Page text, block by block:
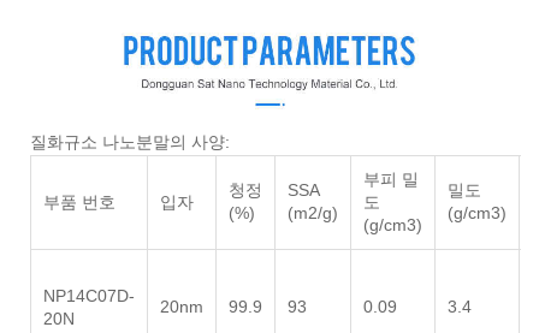
질화규소 나노분말의 사양:
부품 번호 입자
청정
(%)
SSA
(m2/g)
부피 밀
도
(g/cm3)
밀도
(g/cm3)
NP14C07D-
20N
20nm 99.9 93 0.09 3.4